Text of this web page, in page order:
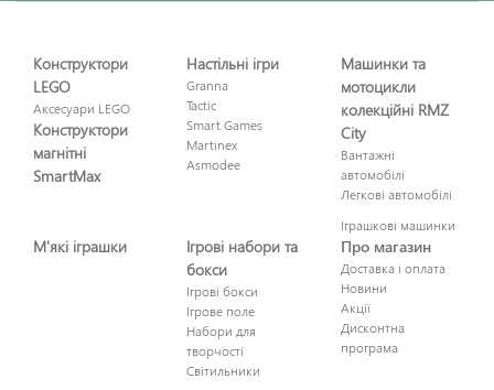
Конструктори
LEGO
Аксесуари LEGO
Конструктори
магнітні
SmartMax
Настільні ігри
Granna
Tactic
Smart Games
Martinex
Asmodee
Машинки та
мотоцикли
колекційні RMZ
City
Вантажні
автомобілі
Легкові автомобілі
Іграшкові машинки
М'які іграшки
Ігрові набори та
бокси
Ігрові бокси
Ігрове поле
Набори для
творчості
Світильники
Про магазин
Доставка і оплата
Новини
Акції
Дисконтна
програма